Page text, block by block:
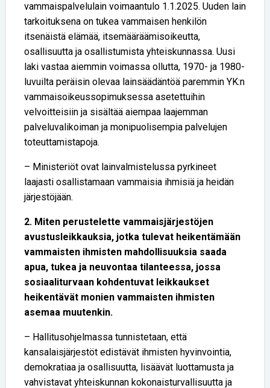
vammaispalvelulain voimaantulo 1.1.2025. Uuden lain
tarkoituksena on tukea vammaisen henkilön
itsenäistä elämää, itsemääräämisoikeutta,
osallisuutta ja osallistumista yhteiskunnassa. Uusi
laki vastaa aiemmin voimassa ollutta, 1970- ja 1980-
luvuilta peräisin olevaa lainsäädäntöä paremmin YK:n
vammaisoikeussopimuksessa asetettuihin
velvoitteisiin ja sisältää aiempaa laajemman
palveluvalikoiman ja monipuolisempia palvelujen
toteuttamistapoja.
– Ministeriöt ovat lainvalmistelussa pyrkineet
laajasti osallistamaan vammaisia ihmisiä ja heidän
järjestöjään.
2. Miten perustelette vammaisjärjestöjen
avustusleikkauksia, jotka tulevat heikentämään
vammaisten ihmisten mahdollisuuksia saada
apua, tukea ja neuvontaa tilanteessa, jossa
sosiaaliturvaan kohdentuvat leikkaukset
heikentävät monien vammaisten ihmisten
asemaa muutenkin.
– Hallitusohjelmassa tunnistetaan, että
kansalaisjärjestöt edistävät ihmisten hyvinvointia,
demokratiaa ja osallisuutta, lisäävät luottamusta ja
vahvistavat yhteiskunnan kokonaisturvallisuutta ja